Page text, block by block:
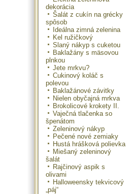
dekorácia
Šalát z cukín na grécky
spôsob
Ideálna zimná zelenina
Kel ružičkový
Slaný nákyp s cuketou
Baklažány s mäsovou
plnkou
Jete mrkvu?
Cukinový koláč s
polevou
Baklažánové závitky
Nielen obyčajná mrkva
Brokolicové krokety II.
Vaječná tlačenka so
špenátom
Zeleninový nákyp
Pečené nové zemiaky
Hustá hrášková polievka
Miešaný zeleninový
šalát
Rajčinový aspik s
olivami
Halloweensky tekvicový
„páj“